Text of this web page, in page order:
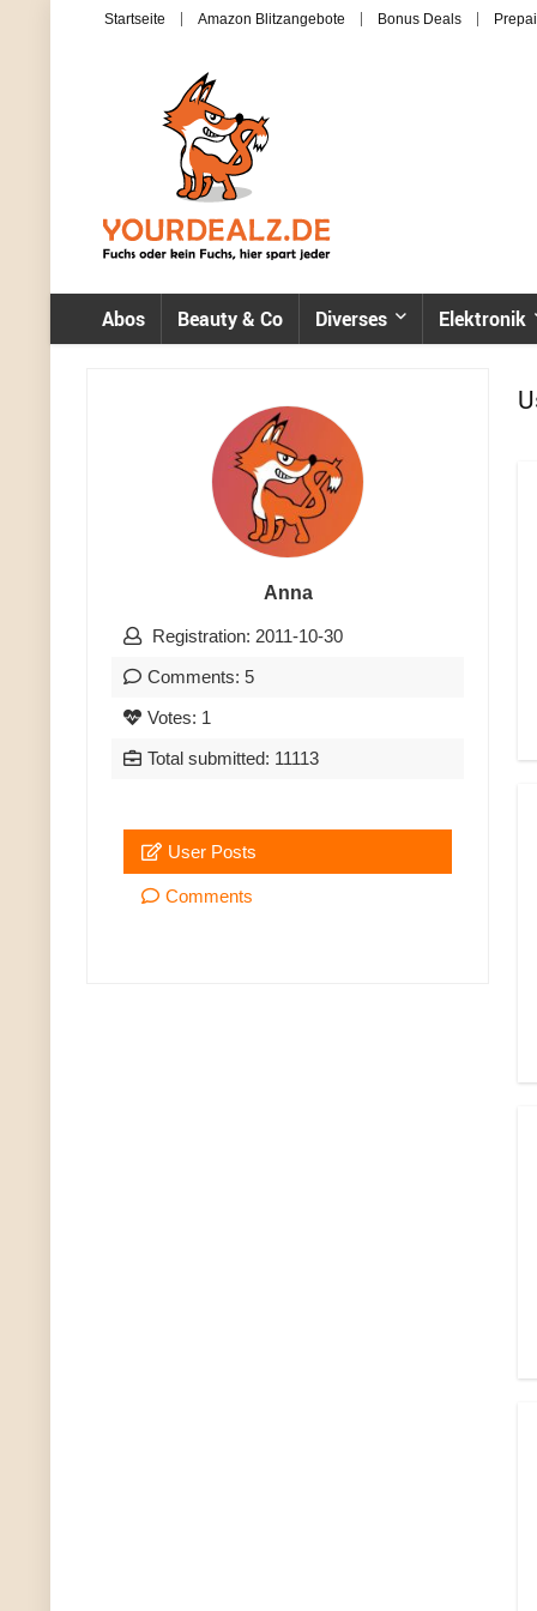
Startseite Amazon Blitzangebote Bonus Deals
Abos Beauty & Co Diverses Elektronik
Anna
Registration: 2011-10-30
Comments: 5
Votes: 1
Total submitted: 11113
User Posts
Comments